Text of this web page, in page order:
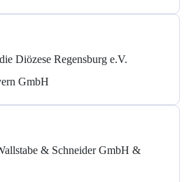
Diözese Regensburg e.V.
GmbH
& Schneider GmbH &